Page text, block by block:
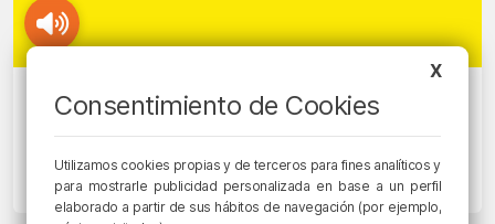
MEJOR AKÍ
ERC 2025. CONSEJO EUROPEO DE
RESUCITACIÓN
31/05/2026 • 10:27 • IÑAKI MARTÍN
X
Consentimiento de Cookies
Utilizamos cookies propias y de terceros para fines analíticos y
para mostrarle publicidad personalizada en base a un perfil
elaborado a partir de sus hábitos de navegación (por ejemplo,